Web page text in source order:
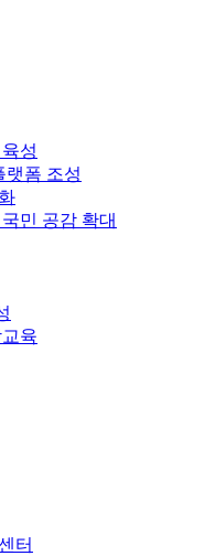
성
랫폼 조성
민 공감 확대
육
터